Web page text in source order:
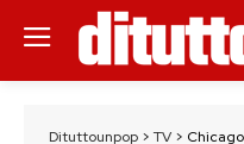
Dituttounpop > TV >